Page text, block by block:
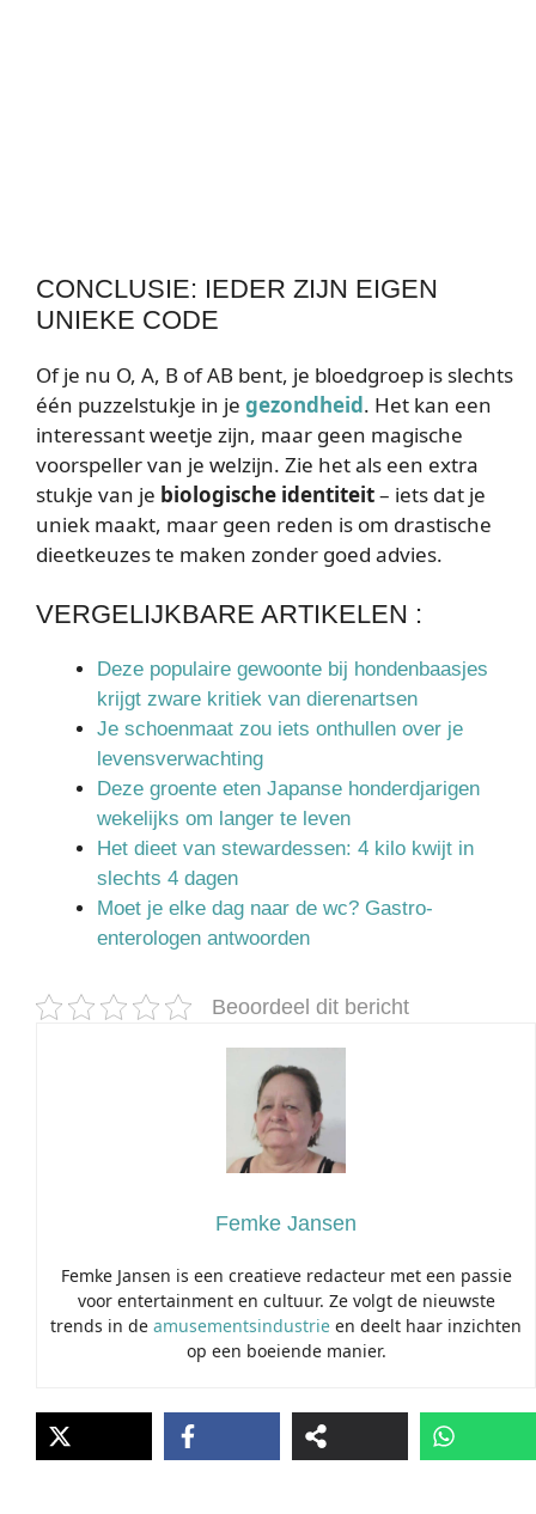
CONCLUSIE: IEDER ZIJN EIGEN
UNIEKE CODE
Of je nu O, A, B of AB bent, je bloedgroep is slechts
één puzzelstukje in je gezondheid. Het kan een
interessant weetje zijn, maar geen magische
voorspeller van je welzijn. Zie het als een extra
stukje van je biologische identiteit– iets dat je
uniek maakt, maar geen reden is om drastische
dieetkeuzes te maken zonder goed advies.
VERGELIJKBARE ARTIKELEN :
Deze populaire gewoonte bij hondenbaasjes
krijgt zware kritiek van dierenartsen
Je schoenmaat zou iets onthullen over je
levensverwachting
Deze groente eten Japanse honderdjarigen
wekelijks om langer te leven
Het dieet van stewardessen: 4 kilo kwijt in
slechts 4 dagen
Moet je elke dag naar de wc? Gastro-
enterologen antwoorden
Beoordeel dit bericht
Femke Jansen
Femke Jansen is een creatieve redacteur met een passie
voor entertainment en cultuur. Ze volgt de nieuwste
trends in de amusementsindustrie en deelt haar inzichten
op een boeiende manier.